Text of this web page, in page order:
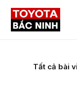
Nhảy
Tất cả bài